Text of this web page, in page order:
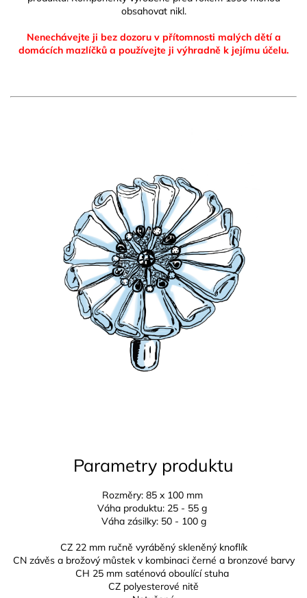
obsahovat nikl.
Nenechávejte ji bez dozoru v přítomnosti malých dětí a
domácích mazlíčků a používejte ji výhradně k jejímu účelu.
Parametry produktu
Rozměry: 85 x 100 mm
Váha produktu: 25 - 55 g
Váha zásilky: 50 - 100 g
CZ 22 mm ručně vyráběný skleněný knoflík
CN závěs a brožový můstek v kombinaci černé a bronzové barvy
CH 25 mm saténová oboulící stuha
CZ polyesterové nitě